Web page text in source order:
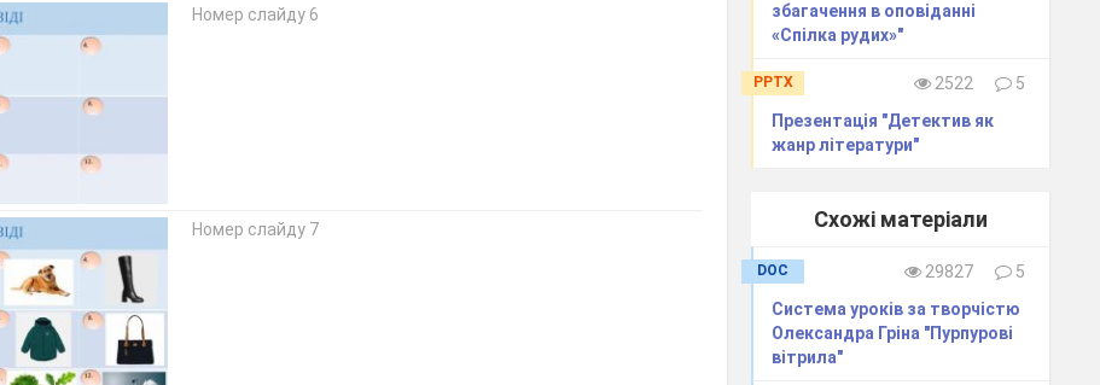
Номер слайду 6
Номер слайду 7
збагачення в оповіданні
«Спілка рудих»"
PPTX 2522
5
Презентація "Детектив як
жанр літератури"
Схожі матеріали
DOC 29827
5
Система уроків за творчістю
Олександра Гріна "Пурпурові
вітрила"